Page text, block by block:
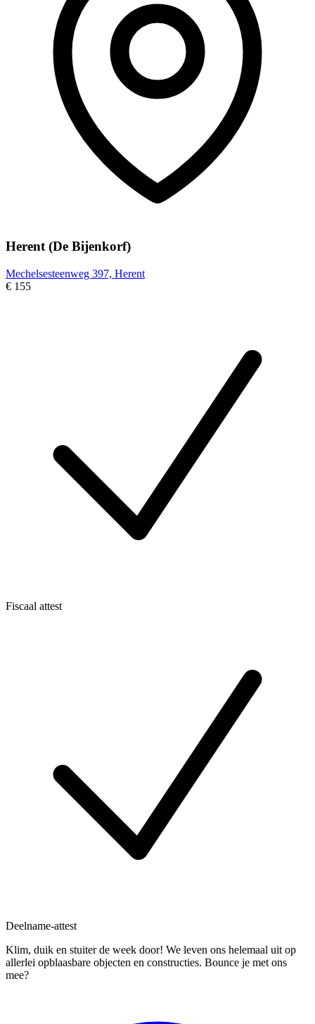
Herent (De Bijenkorf)
Mechelsesteenweg 397, Herent
€ 155
Fiscaal attest
Deelname-attest
Klim, duik en stuiter de week door! We leven ons helemaal uit op
allerlei opblaasbare objecten en constructies. Bounce je met ons
mee?